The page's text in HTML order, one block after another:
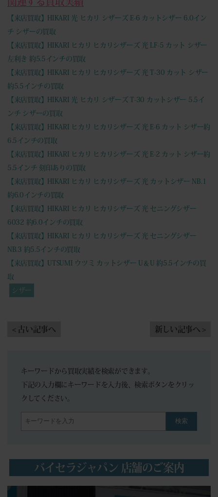
【来店買取】HIKARI 光 ヒカリ シザーズ E-6 カットシザー 6.0イン
チ シザーの買取
【来店買取】HIKARI ヒカリ ヒカリシザーズ 光 LF-5 カット シザー
左利き 約5.5インチの買取
【来店買取】HIKARI ヒカリ ヒカリシザーズ 光 T-30 カット シザー
約5.5インチの買取
【来店買取】HIKARI 光 ヒカリ シザーズ T-30 カットシザー 5.5イ
ンチ シザーの買取
【来店買取】HIKARI ヒカリ ヒカリシザーズ 光 E-6 カット シザー約
6.5インチの買取
【来店買取】HIKARI ヒカリ ヒカリシザーズ 光 E-2 カット シザー約
5.5インチ 刻印ありの買取
【来店買取】HIKARI ヒカリ ヒカリシザーズ 光 カットシザー NB.1
約6.0インチの買取
【来店買取】HIKARI ヒカリ ヒカリシザーズ 光 セニングシザー
6032 約6.0インチの買取
【来店買取】HIKARI ヒカリ ヒカリシザーズ 光 セニングシザー
NB.3 約5.5インチの買取
【来店買取】UTSUMI ウツミ カットシザー U＆U 約5.5インチの買
取
シザー
< 古い記事へ 新しい記事へ >
キーワードから買取実績を検索ができます。
下記の入力欄にキーワードを入力後、検索ボタンをクリッ
クしてください。
検索
バイセラジャパン 店舗のご案内